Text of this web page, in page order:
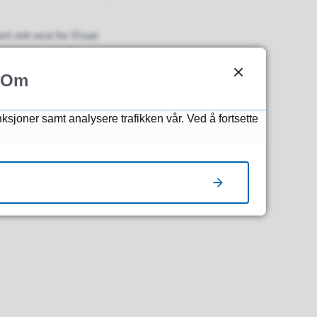
rett vest for Risør
Frist for å sende
vedtak:Miljø og teknisk
Om
samt analysere trafikken vår. Ved å fortsette